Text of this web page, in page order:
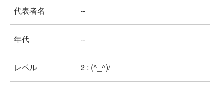
代表者名 --
年代 --
レベル 2 : (^_^)/